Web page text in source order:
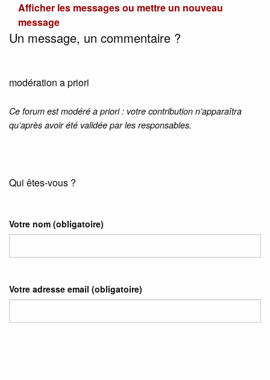
Afficher les messages ou mettre un nouveau
message
Un message, un commentaire ?
modération a priori
Ce forum est modéré a priori : votre contribution n’apparaîtra
qu’après avoir été validée par les responsables.
Qui êtes-vous ?
Votre nom (obligatoire)
Votre adresse email (obligatoire)